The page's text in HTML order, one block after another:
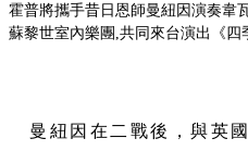
霍普將攜手昔日恩師曼紐因演奏
蘇黎世室內樂團,共同來台演出《四
曼紐因在二戰後，與英